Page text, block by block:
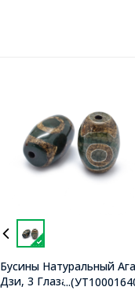
Бусины Натуральный
Дзи, 3 Глаза, Овал,